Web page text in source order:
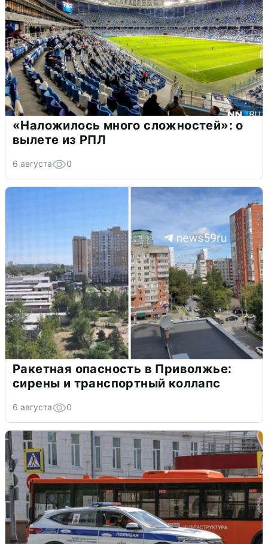
«Наложилось много сложностей»: о
вылете из РПЛ
6 августа 0
Ракетная опасность в Приволжье:
сирены и транспортный коллапс
6 августа 0